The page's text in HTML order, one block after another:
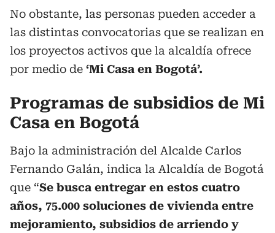
No obstante, las personas pueden acceder a
las distintas convocatorias que se realizan en
los proyectos activos que la alcaldía ofrece
por medio de ‘Mi Casa en Bogotá’.
Programas de subsidios de Mi
Casa en Bogotá
Bajo la administración del Alcalde Carlos
Fernando Galán, indica la Alcaldía de Bogotá
que “Se busca entregar en estos cuatro
años, 75.000 soluciones de vivienda entre
mejoramiento, subsidios de arriendo y